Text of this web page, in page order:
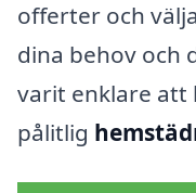
offerter och
dina behov och
varit enklare att
pålitlig